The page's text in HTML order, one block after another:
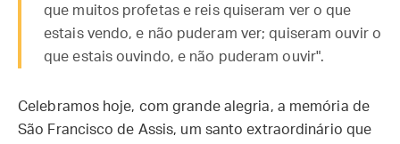
que muitos profetas e reis quiseram ver o que
estais vendo, e não puderam ver; quiseram ouvir o
que estais ouvindo, e não puderam ouvir".
Celebramos hoje, com grande alegria, a memória de
São Francisco de Assis, um santo extraordinário que